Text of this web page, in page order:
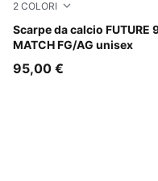
2 COLORI
Scarpe da calcio FUTURE
MATCH FG/AG unisex
Sugared Almond-
95,00 €